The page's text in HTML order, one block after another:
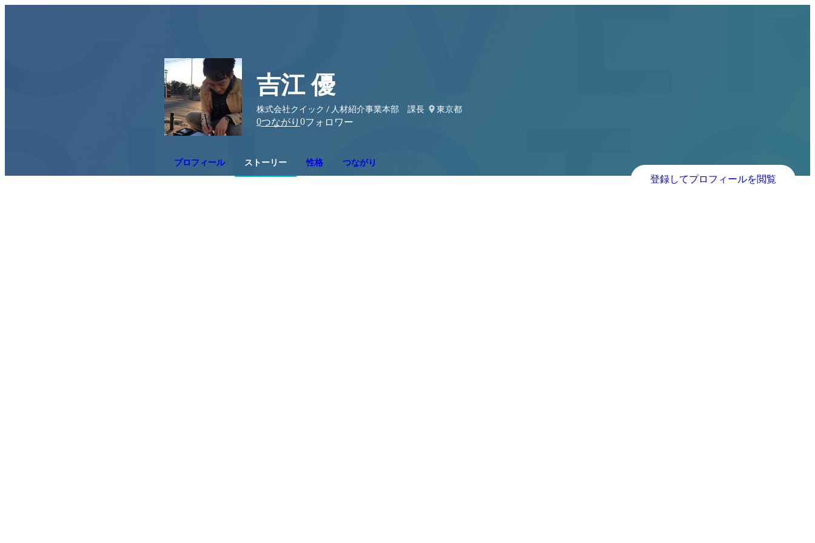
吉江 優
株式会社クイック / 人材紹介事業本部 課長
東京都
0つながり 0フォロワー
プロフィール ストーリー 性格 つながり
登録してプロフィールを閲覧